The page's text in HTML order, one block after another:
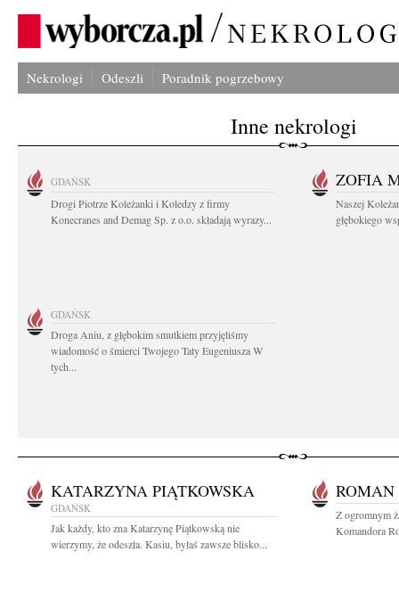
Nekrologi Odeszli Poradnik pogrzebowy
Inne nekrologi
GDAŃSK
Drogi Piotrze Koleżanki i Koledzy z firmy
Konecranes and Demag Sp. z o.o. składają wyrazy...
ZOFIA
Naszej
głębokiego
GDAŃSK
Droga Aniu, z głębokim smutkiem przyjęliśmy
wiadomość o śmierci Twojego Taty Eugeniusza W
tych...
KATARZYNA PIĄTKOWSKA
GDAŃSK
Jak każdy, kto zna Katarzynę Piątkowską nie
wierzymy, że odeszła. Kasiu, byłaś zawsze blisko...
ROMAN
Z ogromnym
Komandora